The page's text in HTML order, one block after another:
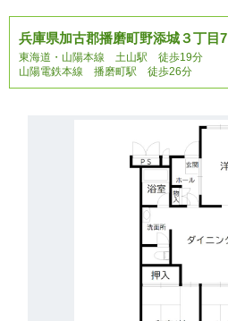
兵庫県加古郡播磨町野添城３丁目7
東海道・山陽本線 土山駅 徒歩19分
山陽電鉄本線 播磨町駅 徒歩26分